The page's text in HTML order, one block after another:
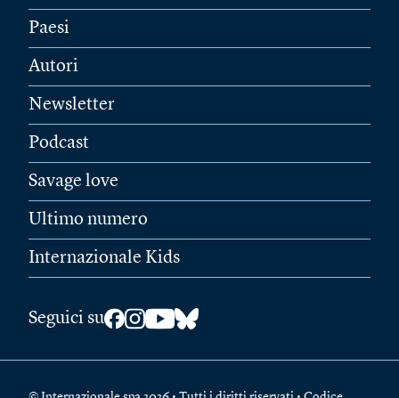
Paesi
Autori
Newsletter
Podcast
Savage love
Ultimo numero
Internazionale Kids
Seguici su